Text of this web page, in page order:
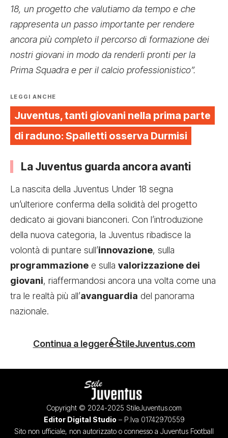
18, un progetto che valutiamo da tempo e che
rappresenta un passo importante per rendere
ancora più completo il percorso di formazione dei
nostri giovani in modo da renderli pronti per la
Prima Squadra e per il calcio professionistico”.
LEGGI ANCHE
Juventus, tanti giovani nella prima parte
di raduno: Spalletti osserva Durmisi
La Juventus guarda ancora avanti
La nascita della Juventus Under 18 segna
un’ulteriore conferma della solidità del progetto
dedicato ai giovani bianconeri. Con l’introduzione
della nuova categoria, la Juventus ribadisce la
volontà di puntare sull’innovazione, sulla
programmazione e sulla valorizzazione dei
giovani, riaffermandosi ancora una volta come una
tra le realtà più all’avanguardia del panorama
nazionale.
Continua a leggere StileJuventus.com
Copyright © 2024-2025 StileJuventus.com
Editor Digital Studio – P.Iva 01742970559
Sito non ufficiale, non autorizzato o connesso a Juventus Football